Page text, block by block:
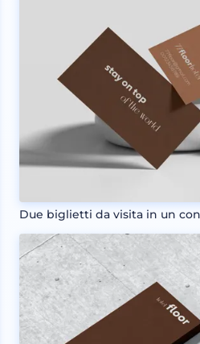
Due biglietti da visita in un